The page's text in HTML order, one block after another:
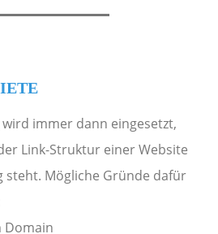
immer dann eingesetzt,
Link-Struktur einer Website
steht. Mögliche Gründe dafür
Domain